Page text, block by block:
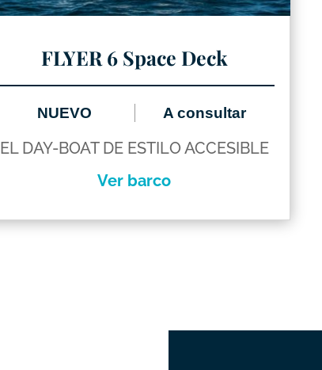
FLYER 6 Space Deck
NUEVO A consultar
EL DAY-BOAT DE ESTILO ACCESIBLE
Ver barco